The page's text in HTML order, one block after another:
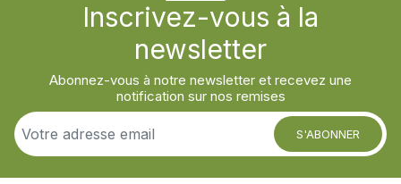
Inscrivez-vous à la
newsletter
Abonnez-vous à notre newsletter et recevez une
notification sur nos remises
S'ABONNER